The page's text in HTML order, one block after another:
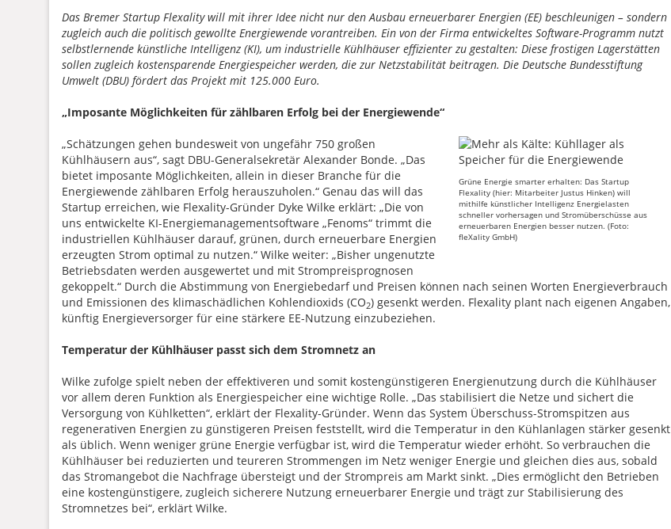
Das Bremer Startup Flexality will mit ihrer Idee nicht nur den Ausbau erneuerbarer Energien (EE) beschleunigen – sondern
zugleich auch die politisch gewollte Energiewende vorantreiben. Ein von der Firma entwickeltes Software-Programm nutzt
selbstlernende künstliche Intelligenz (KI), um industrielle Kühlhäuser effizienter zu gestalten: Diese frostigen Lagerstätten
sollen zugleich kostensparende Energiespeicher werden, die zur Netzstabilität beitragen. Die Deutsche Bundesstiftung
Umwelt (DBU) fördert das Projekt mit 125.000 Euro.
„Imposante Möglichkeiten für zählbaren Erfolg bei der Energiewende“
Grüne Energie smarter erhalten: Das Startup
Flexality (hier: Mitarbeiter Justus Hinken) will
mithilfe künstlicher Intelligenz Energielasten
schneller vorhersagen und Stromüberschüsse aus
erneuerbaren Energien besser nutzen. (Foto:
fleXality GmbH)
„Schätzungen gehen bundesweit von ungefähr 750 großen
Kühlhäusern aus“, sagt DBU-Generalsekretär Alexander Bonde. „Das
bietet imposante Möglichkeiten, allein in dieser Branche für die
Energiewende zählbaren Erfolg herauszuholen.“ Genau das will das
Startup erreichen, wie Flexality-Gründer Dyke Wilke erklärt: „Die von
uns entwickelte KI-Energiemanagementsoftware „Fenoms“ trimmt die
industriellen Kühlhäuser darauf, grünen, durch erneuerbare Energien
erzeugten Strom optimal zu nutzen.“ Wilke weiter: „Bisher ungenutzte
Betriebsdaten werden ausgewertet und mit Strompreisprognosen
gekoppelt.“ Durch die Abstimmung von Energiebedarf und Preisen können nach seinen Worten Energieverbrauch
und Emissionen des klimaschädlichen Kohlendioxids (CO2) gesenkt werden. Flexality plant nach eigenen Angaben,
künftig Energieversorger für eine stärkere EE-Nutzung einzubeziehen.
Temperatur der Kühlhäuser passt sich dem Stromnetz an
Wilke zufolge spielt neben der effektiveren und somit kostengünstigeren Energienutzung durch die Kühlhäuser
vor allem deren Funktion als Energiespeicher eine wichtige Rolle. „Das stabilisiert die Netze und sichert die
Versorgung von Kühlketten“, erklärt der Flexality-Gründer. Wenn das System Überschuss-Stromspitzen aus
regenerativen Energien zu günstigeren Preisen feststellt, wird die Temperatur in den Kühlanlagen stärker gesenkt
als üblich. Wenn weniger grüne Energie verfügbar ist, wird die Temperatur wieder erhöht. So verbrauchen die
Kühlhäuser bei reduzierten und teureren Strommengen im Netz weniger Energie und gleichen dies aus, sobald
das Stromangebot die Nachfrage übersteigt und der Strompreis am Markt sinkt. „Dies ermöglicht den Betrieben
eine kostengünstigere, zugleich sicherere Nutzung erneuerbarer Energie und trägt zur Stabilisierung des
Stromnetzes bei“, erklärt Wilke.